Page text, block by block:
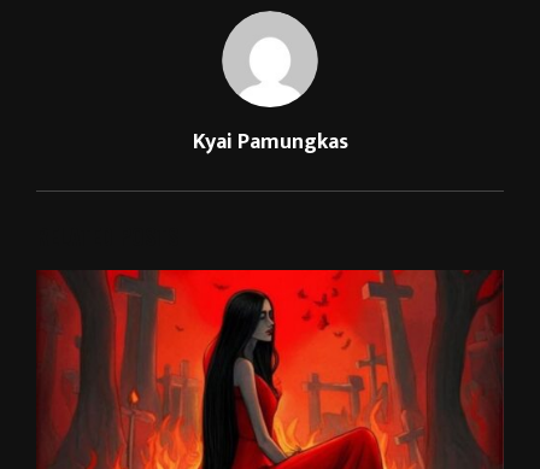
Kyai Pamungkas